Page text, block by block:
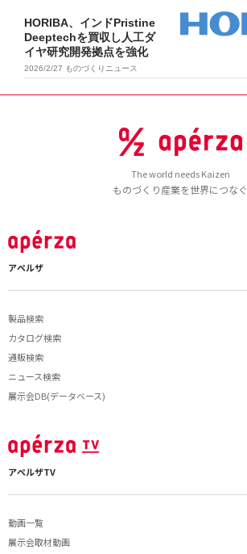
HORIBA、インドPristine
Deeptechを買収し人工ダ
イヤ研究開発拠点を強化
2026/2/27 ものづくりニュース
The world needs Kaizen
ものづくり産業を世界につなぐ
アペルザ
製品検索
カタログ検索
通販検索
ニュース検索
展示会DB(データベース)
アペルザTV
動画一覧
展示会取材動画